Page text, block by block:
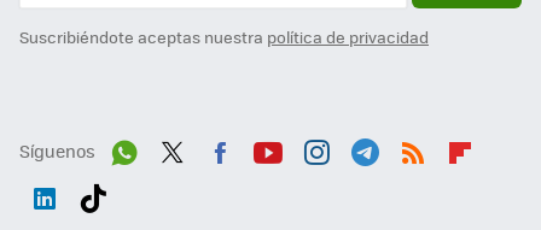
Suscribiéndote aceptas nuestra política de privacidad
Síguenos